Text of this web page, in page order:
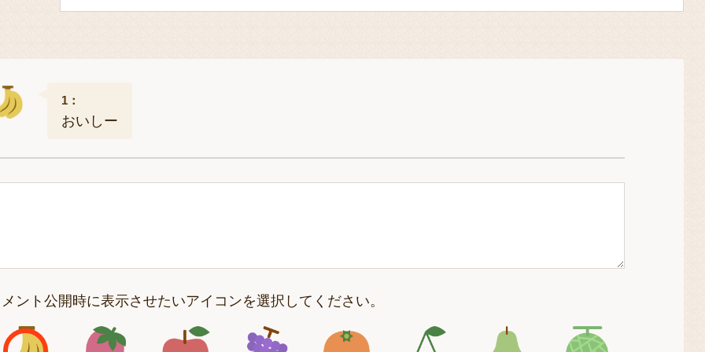
1：
おいしー
ント公開時に表示させたいアイコンを選択してください。
アイコン1 アイコン2 アイコン3 アイコン4 アイコン5 アイコン6 アイコン7